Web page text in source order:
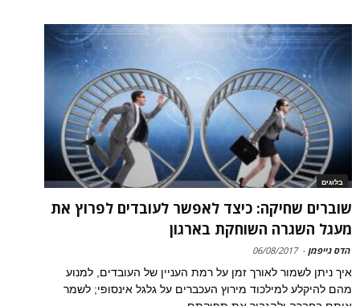
בלוגים
שוברים שחיקה: כיצד לאפשר לעובדים לפרוץ את
מעגל השגרה השוחקת בארגון
הדס גייפמן -
06/08/2017
איך ניתן לשמור לאורך זמן על רמת העניין של העובדים, למנוע
מהם להיקלע למילכוד מירוץ העכברים על גלגל אינסופי; לשמר